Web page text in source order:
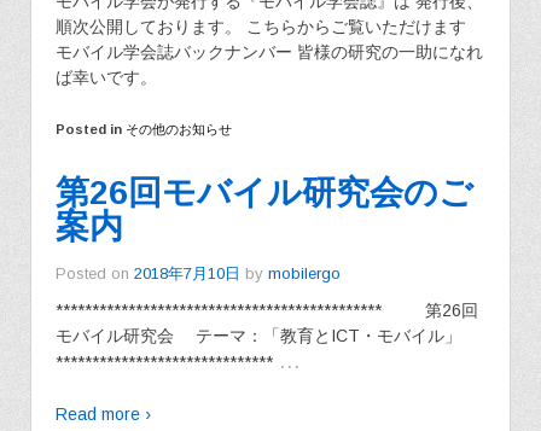
順次公開しております。 こちらからご覧いただけます
モバイル学会誌バックナンバー 皆様の研究の一助になれ
ば幸いです。
Posted in その他のお知らせ
第26回モバイル研究会のご
案内
Posted on 2018年7月10日 by mobilergo
********************************************* 第26回
モバイル研究会 テーマ：「教育とICT・モバイル」
****************************** …
Read more ›